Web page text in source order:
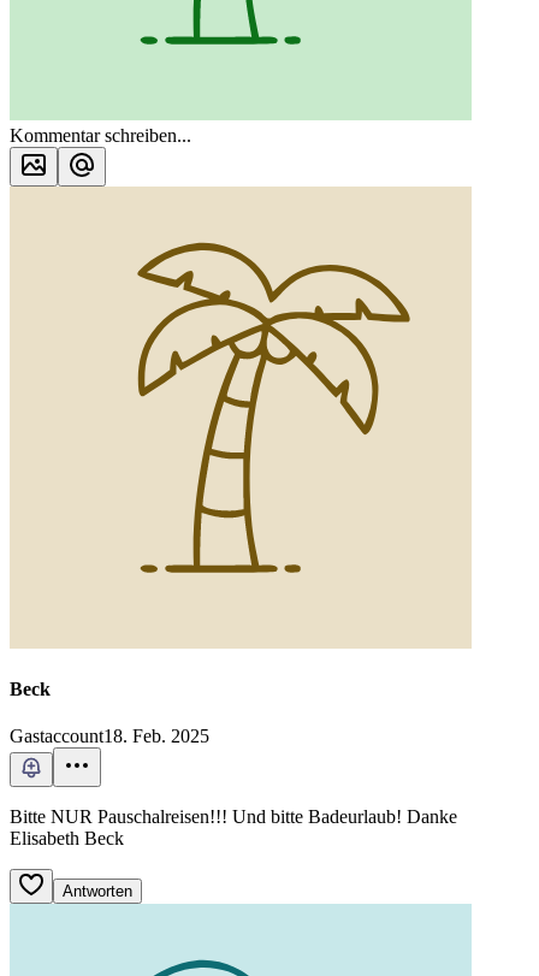
Kommentar schreiben...
Beck
Gastaccount18. Feb. 2025
Bitte NUR Pauschalreisen!!! Und bitte Badeurlaub! Danke
Elisabeth Beck
Antworten